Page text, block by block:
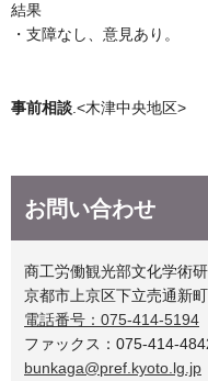
結果
・支障なし、意見あり。
事前相談 .<木津中央地区>
お問い合わせ
商工労働観光部文化学術
京都市上京区下立売通新
電話番号：075-414-5194
ファックス：075-414-
bunkaga@pref.kyoto.lg.jp